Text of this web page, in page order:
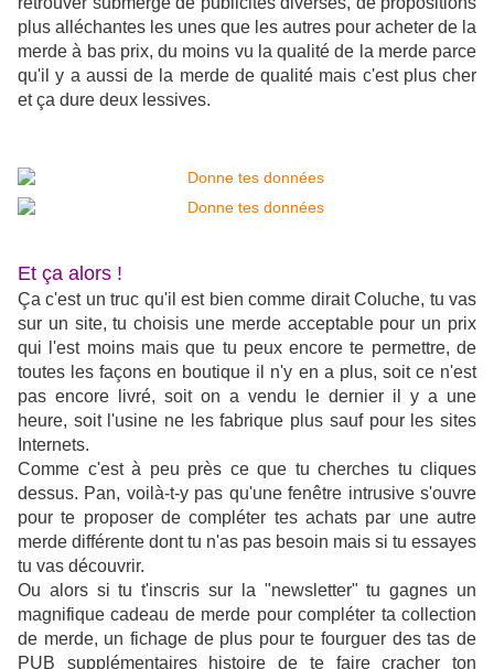
plus alléchantes les unes que les autres pour acheter de la
merde à bas prix, du moins vu la qualité de la merde parce
qu'il y a aussi de la merde de qualité mais c'est plus cher
et ça dure deux lessives.
Et ça alors !
Ça c'est un truc qu'il est bien comme dirait Coluche, tu vas
sur un site, tu choisis une merde acceptable pour un prix
qui l'est moins mais que tu peux encore te permettre, de
toutes les façons en boutique il n'y en a plus, soit ce n'est
pas encore livré, soit on a vendu le dernier il y a une
heure, soit l'usine ne les fabrique plus sauf pour les sites
Internets.
Comme c'est à peu près ce que tu cherches tu cliques
dessus. Pan, voilà-t-y pas qu'une fenêtre intrusive s'ouvre
pour te proposer de compléter tes achats par une autre
merde différente dont tu n'as pas besoin mais si tu essayes
tu vas découvrir.
Ou alors si tu t'inscris sur la "newsletter" tu gagnes un
magnifique cadeau de merde pour compléter ta collection
de merde, un fichage de plus pour te fourguer des tas de
PUB supplémentaires histoire de te faire cracher ton